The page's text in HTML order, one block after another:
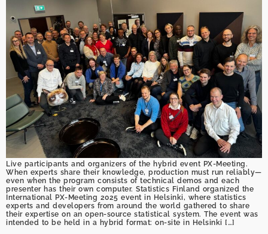
Live participants and organizers of the hybrid event PX-Meeting.
When experts share their knowledge, production must run reliably—
even when the program consists of technical demos and each
presenter has their own computer. Statistics Finland organized the
International PX-Meeting 2025 event in Helsinki, where statistics
experts and developers from around the world gathered to share
their expertise on an open-source statistical system. The event was
intended to be held in a hybrid format: on-site in Helsinki […]